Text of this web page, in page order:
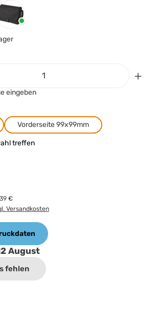
Schwarz
eingeben
Vorderseite 99x99mm
treffen
€
Versandkosten
August
fehlen